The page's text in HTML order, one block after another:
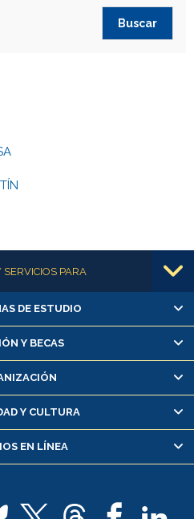
SERVICIOS PARA
y exalumnas/os
en línea
de asignaturas
de notas
y dental
y crédito alumnos
DE ESTUDIO
Y BECAS
Y CULTURA
EN LÍNEA